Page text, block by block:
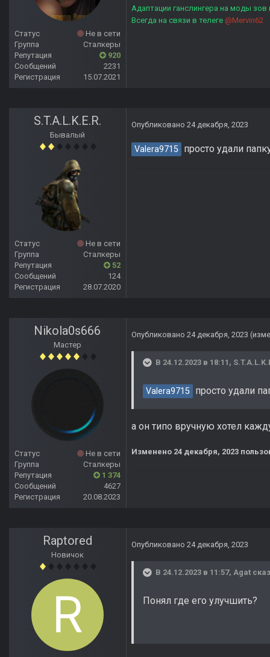
Статус
Не в сети
Группа
Сталкеры
Репутация
920
Сообщений
2231
Регистрация
15.07.2021
Адаптации ганслингера на моды зов
Всегда на связи в телеге @Mervin62
S.T.A.L.K.E.R.
Бывалый
Статус
Не в сети
Группа
Сталкеры
Репутация
52
Сообщений
124
Регистрация
28.07.2020
Опубликовано 24 декабря, 2023
Valera9715 просто удали
Nikola0s666
Мастер
Статус
Не в сети
Группа
Сталкеры
Репутация
1 374
Сообщений
4627
Регистрация
20.08.2023
Опубликовано 24 декабря, 2023
В 24.12.2023 в 18:11,
Valera9715 просто удали
а он типо вручную хотел
Изменено 24 декабря, 2023
Raptored
Новичок
Опубликовано 24 декабря, 2023
В 24.12.2023 в 11:57, Agat
Понял где его улучшить?